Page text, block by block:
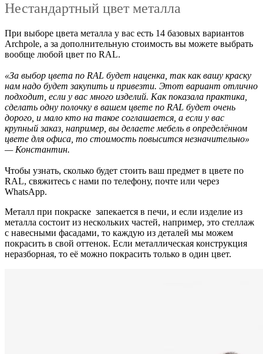
Нестандартный цвет металла
При выборе цвета металла у вас есть 14 базовых вариантов
Archpole, а за дополнительную стоимость вы можете выбрать
вообще любой цвет по RAL.
«За выбор цвета по RAL будет наценка, так как вашу краску
нам надо будет закупить и привезти. Этот вариант отлично
подходит, если у вас много изделий. Как показала практика,
сделать одну полочку в вашем цвете по RAL будет очень
дорого, и мало кто на такое соглашается, а если у вас
крупный заказ, например, вы делаете мебель в определённом
цвете для офиса, то стоимость повысится незначительно»
— Константин.
Чтобы узнать, сколько будет стоить ваш предмет в цвете по
RAL, свяжитесь с нами по телефону, почте или через
WhatsApp.
Металл при покраске запекается в печи, и если изделие из
металла состоит из нескольких частей, например, это стеллаж
с навесными фасадами, то каждую из деталей мы можем
покрасить в свой оттенок. Если металлическая конструкция
неразборная, то её можно покрасить только в один цвет.